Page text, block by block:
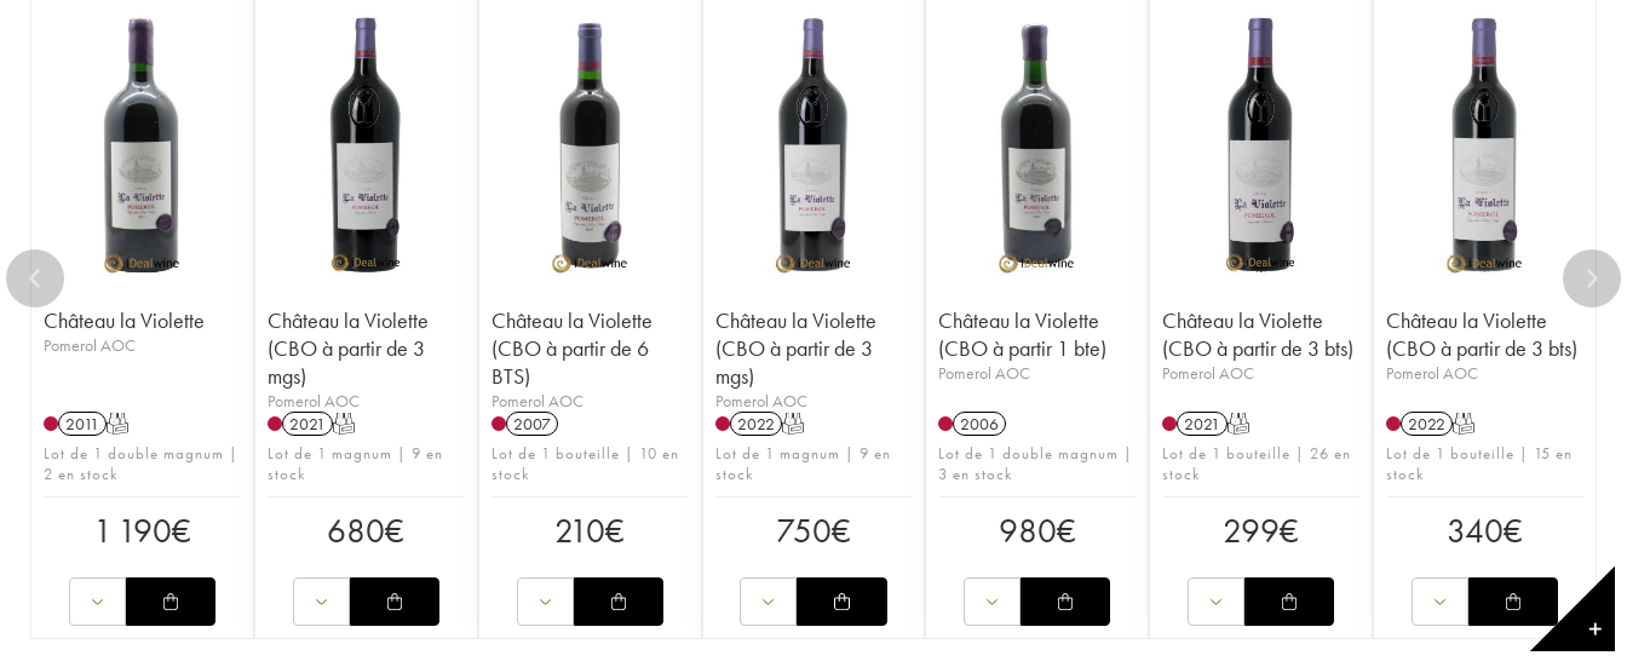
1964
1962
Château la Violette
Pomerol AOC
2011 T
Lot de 1 double magnum |
2 en stock
1 190€
Château la Violette
(CBO à partir de 3
mgs)
Pomerol AOC
2021 T
Lot de 1 magnum | 9 en
stock
680€
Château la Violette
(CBO à partir de 6
BTS)
Pomerol AOC
2007
Lot de 1 bouteille | 10 en
stock
210€
Château la Violette
(CBO à partir de 3
mgs)
Pomerol AOC
2022 T
Lot de 1 magnum | 9 en
stock
750€
Château la Violette
(CBO à partir 1 bte)
Pomerol AOC
2006
Lot de 1 double magnum |
3 en stock
980€
Château la Violette
(CBO à partir de 3 bts)
Pomerol AOC
2021 T
Lot de 1 bouteille | 26 en
stock
299€
Château la Violette
(CBO à partir de 3 bts)
Pomerol AOC
2022 T
Lot de 1 bouteille | 15 en
stock
340€
✕